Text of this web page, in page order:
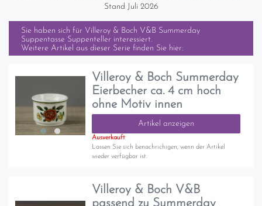
Stand Juli 2026
Sie haben sich für Villeroy & Boch V&B Summerday
Suppentasse Suppenteller interessiert.
Weitere Artikel aus dieser Serie finden Sie hier:
Villeroy & Boch Summerday
Eierbecher ca. 4 cm hoch
ohne Motiv innen
Artikel anzeigen
Ausverkauft
Lassen Sie sich benachrichigen, wenn der Artikel
wieder verfügbar ist.
Villeroy & Boch V&B
passend zu Summerday